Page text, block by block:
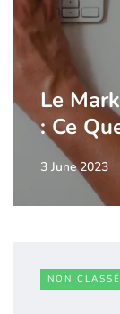
Le
: Ce
3 June 2023
NON CLASSÉ